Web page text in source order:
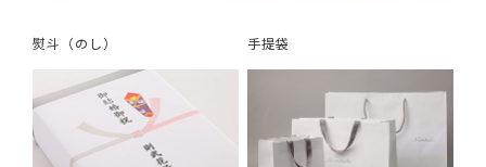
熨斗（のし） 手提袋